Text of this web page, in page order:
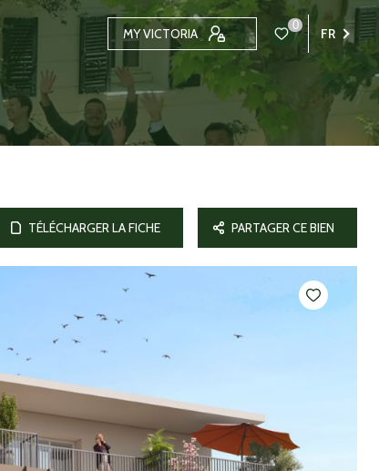
MY VICTORIA
0
FR
TÉLÉCHARGER LA FICHE PARTAGER CE BIEN